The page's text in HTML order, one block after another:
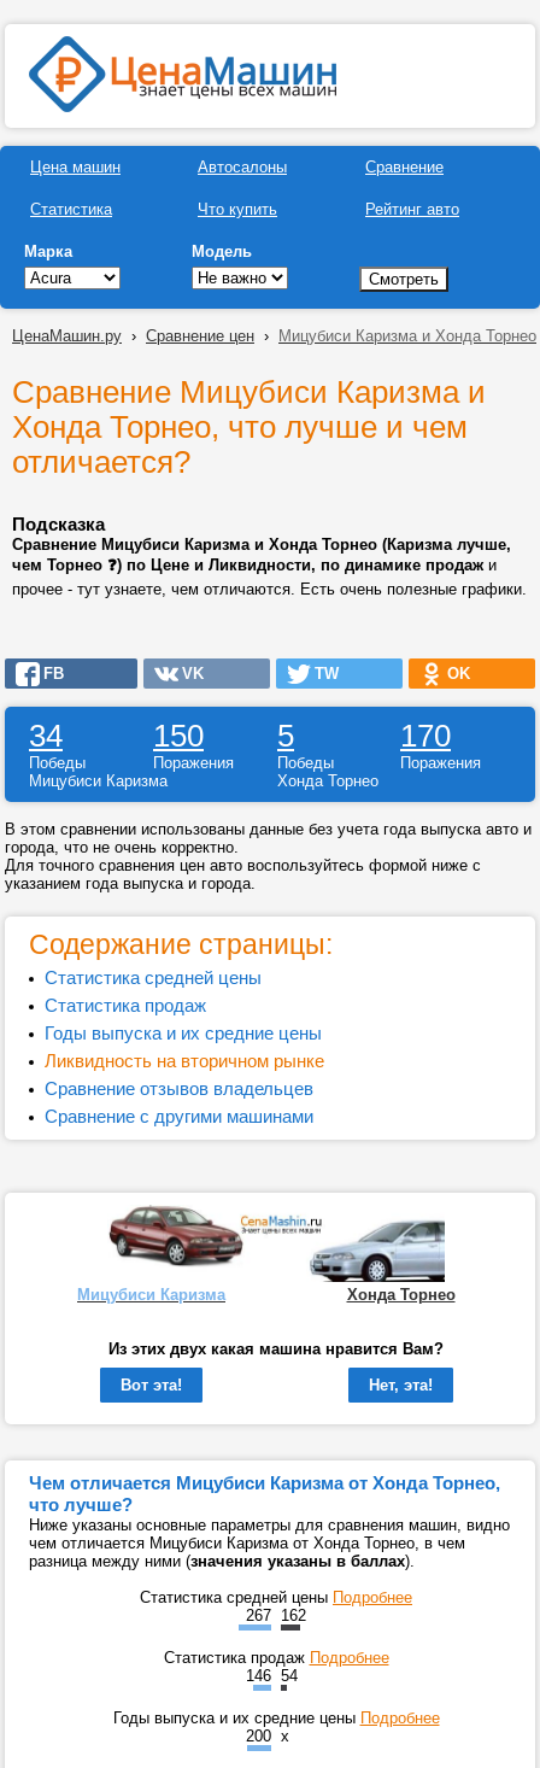
Цена машин
Статистика
Автосалоны
Что купить
Сравнение
Рейтинг авто
Марка Модель
ЦенаМашин.ру › Сравнение цен › Мицубиси Каризма и Хонда Торнео
Сравнение Мицубиси Каризма и
Хонда Торнео, что лучше и чем
отличается?
Подсказка
Сравнение Мицубиси Каризма и Хонда Торнео (Каризма лучше,
чем Торнео ❓) по Цене и Ликвидности, по динамике продажи
прочее - тут узнаете, чем отличаются. Есть очень полезные графики.
FB VK TW OK
34 150 5 170
Победы Поражения Победы
Поражения
Мицубиси Каризма
Хонда Торнео
В этом сравнении использованы данные без учета года выпуска авто и
города, что не очень корректно.
Для точного сравнения цен авто воспользуйтесь формой ниже с
указанием года выпуска и города.
Содержание страницы:
Статистика средней цены
Статистика продаж
Годы выпуска и их средние цены
Ликвидность на вторичном рынке
Сравнение отзывов владельцев
Сравнение с другими машинами
Мицубиси Каризма Хонда Торнео
Из этих двух какая машина нравится Вам?
Вот эта!
Нет, эта!
Чем отличается Мицубиси Каризма от Хонда Торнео,
что лучше?
Ниже указаны основные параметры для сравнения машин, видно
чем отличается Мицубиси Каризма от Хонда Торнео, в чем
разница между ними (значения указаны в баллах).
Статистика средней цены Подробнее
267 162
Статистика продаж Подробнее
146 54
Годы выпуска и их средние цены Подробнее
200 x